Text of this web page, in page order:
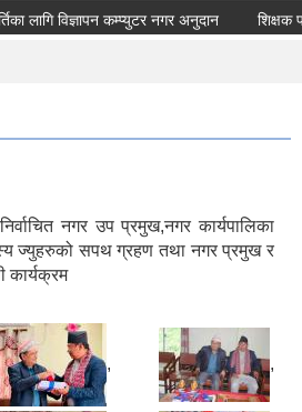
लागि विज्ञापन कम्प्युटर नगर अनुदान शिक्षक
नगर उप प्रमुख,नगर कार्यपालिका
ज्युहरुको सपथ ग्रहण तथा नगर प्रमुख र
कार्यक्रम
, ,